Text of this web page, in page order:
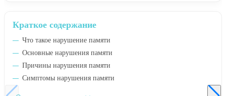
Краткое содержание
Что такое нарушение памяти
Основные нарушения памяти
Причины нарушения памяти
Симптомы нарушения памяти